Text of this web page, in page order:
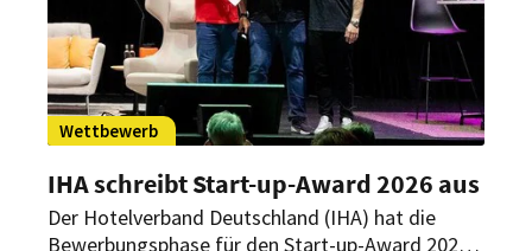
Wettbewerb
IHA schreibt Start-up-Award 2026 aus
Der Hotelverband Deutschland (IHA) hat die
Bewerbungsphase für den Start-up-Award 2026